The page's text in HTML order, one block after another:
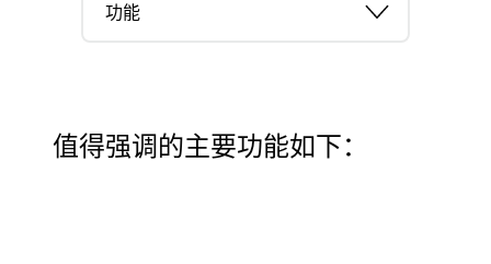
功能
值得强调的主要功能如下：